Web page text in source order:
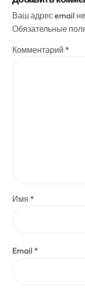
Ваш адрес email
Обязательные
Комментарий *
Имя *
Email *